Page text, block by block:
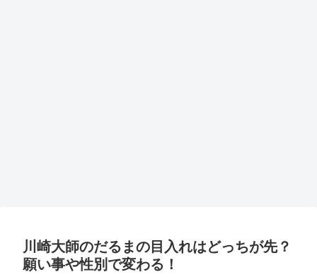
川崎大師のだるまの目入れはどっちが先？
願い事や性別で変わる！